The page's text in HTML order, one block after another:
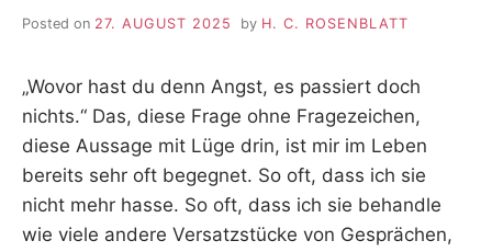
Posted on 27. AUGUST 2025 by H. C. ROSENBLATT
„Wovor hast du denn Angst, es passiert doch
nichts.“ Das, diese Frage ohne Fragezeichen,
diese Aussage mit Lüge drin, ist mir im Leben
bereits sehr oft begegnet. So oft, dass ich sie
nicht mehr hasse. So oft, dass ich sie behandle
wie viele andere Versatzstücke von Gesprächen,